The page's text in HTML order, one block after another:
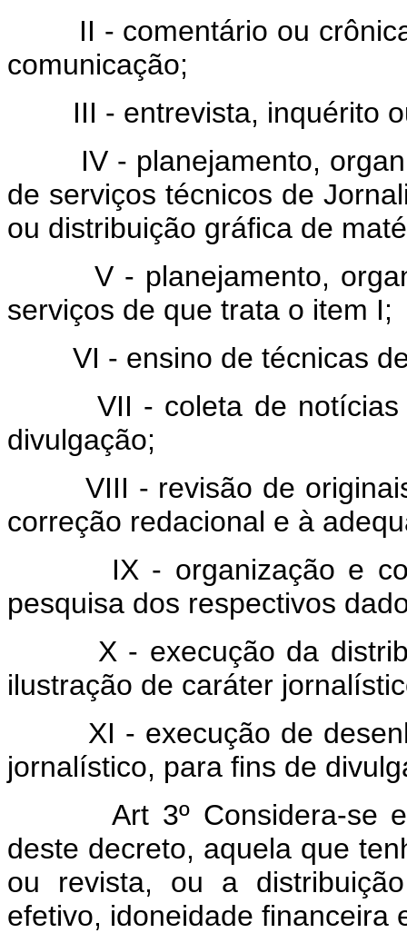
II - comentário ou crônica,
comunicação;
III - entrevista, inquérito
IV - planejamento,
de serviços técnicos de
ou distribuição gráfica de
V - planejamento,
serviços de que trata o item I;
VI - ensino de técnicas de
VII - coleta de notícias
divulgação;
VIII - revisão de originais
correção redacional e à
IX - organização e
pesquisa dos respectivos
X - execução da
ilustração de caráter
XI - execução de
jornalístico, para fins de
Art 3º Considera-se
deste decreto, aquela que
ou revista, ou a
efetivo, idoneidade financeira